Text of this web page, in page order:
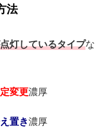
法
灯しているタイプな
変更濃厚
置き濃厚